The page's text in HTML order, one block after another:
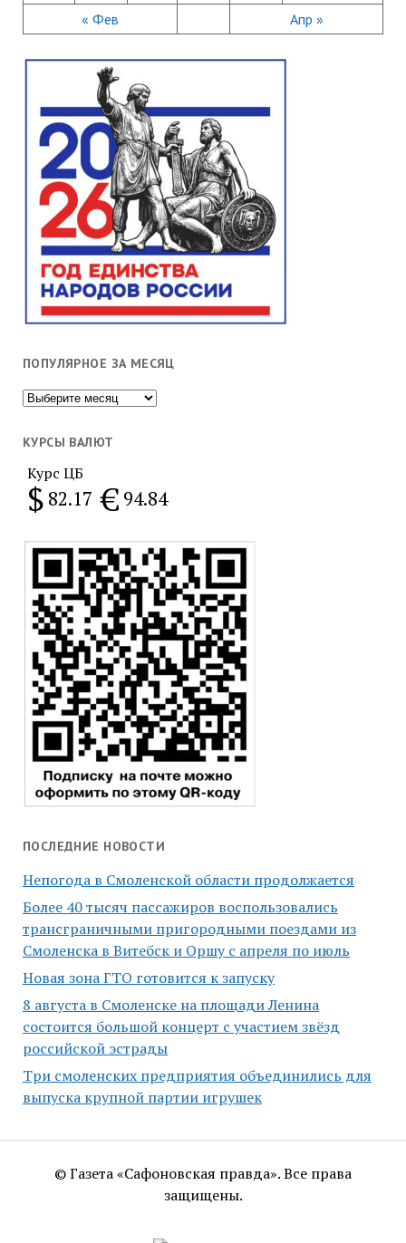
« Фев Апр »
ПОПУЛЯРНОЕ ЗА МЕСЯЦ
Популярное
месяц
КУРСЫ ВАЛЮТ
Курс ЦБ
$ 82.17 € 94.84
ПОСЛЕДНИЕ НОВОСТИ
Непогода в Смоленской области продолжается
Более 40 тысяч пассажиров воспользовались
трансграничными пригородными поездами из
Смоленска в Витебск и Оршу с апреля по июль
Новая зона ГТО готовится к запуску
8 августа в Смоленске на площади Ленина
состоится большой концерт с участием звёзд
российской эстрады
Три смоленских предприятия объединились для
выпуска крупной партии игрушек
© Газета «Сафоновская правда». Все права
защищены.